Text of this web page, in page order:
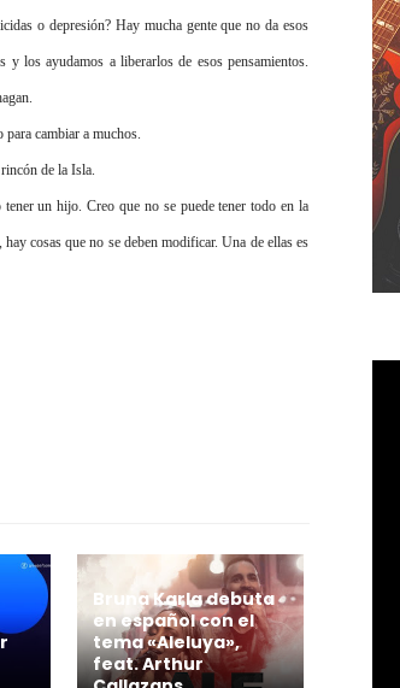
o depresión? Hay mucha gente que no da esos
los ayudamos a liberarlos de esos pensamientos.
cambiar a muchos.
de la Isla.
un hijo. Creo que no se puede tener todo en la
cosas que no se deben modificar. Una de ellas es
Bruna Karla debuta
en español con el
tema «Aleluya»,
feat. Arthur